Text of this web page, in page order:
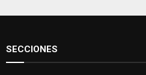
SECCIONES